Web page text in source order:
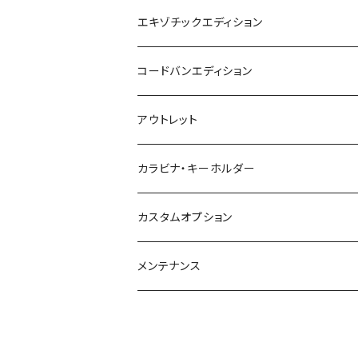
エキゾチックエディション
コードバンエディション
アウトレット
カラビナ・キーホルダー
カスタムオプション
メンテナンス